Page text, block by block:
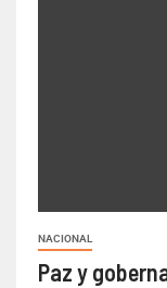
NACIONAL
Paz y